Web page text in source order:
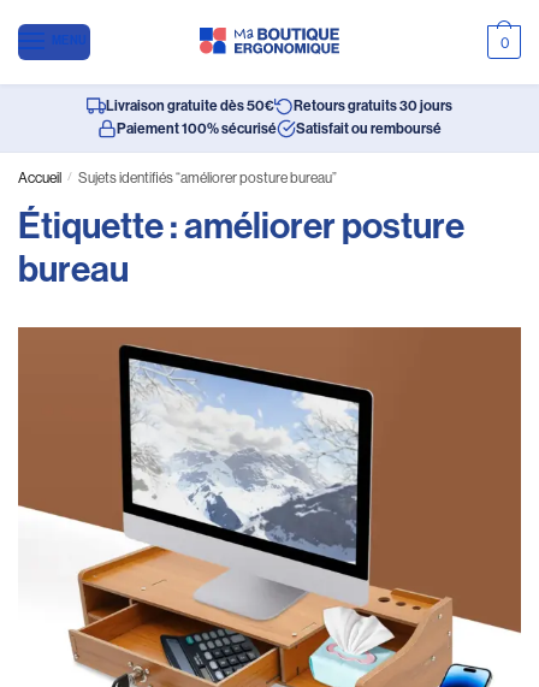
MENU 0
Livraison gratuite dès 50€
Retours gratuits 30 jours
Paiement 100% sécurisé
Satisfait ou remboursé
Accueil / Sujets identifiés “améliorer posture bureau”
Étiquette :améliorer posture
bureau